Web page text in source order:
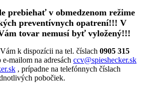
prebiehať v obmedzenom režime
preventívnych opatrení!!! V
tovar nemusí byť vyložený!!!
k dispozícii na tel. číslach 0905 315
e-mailom na adresách ccv@spieshecker.sk
, prípadne na telefónnych číslach
pobočiek.